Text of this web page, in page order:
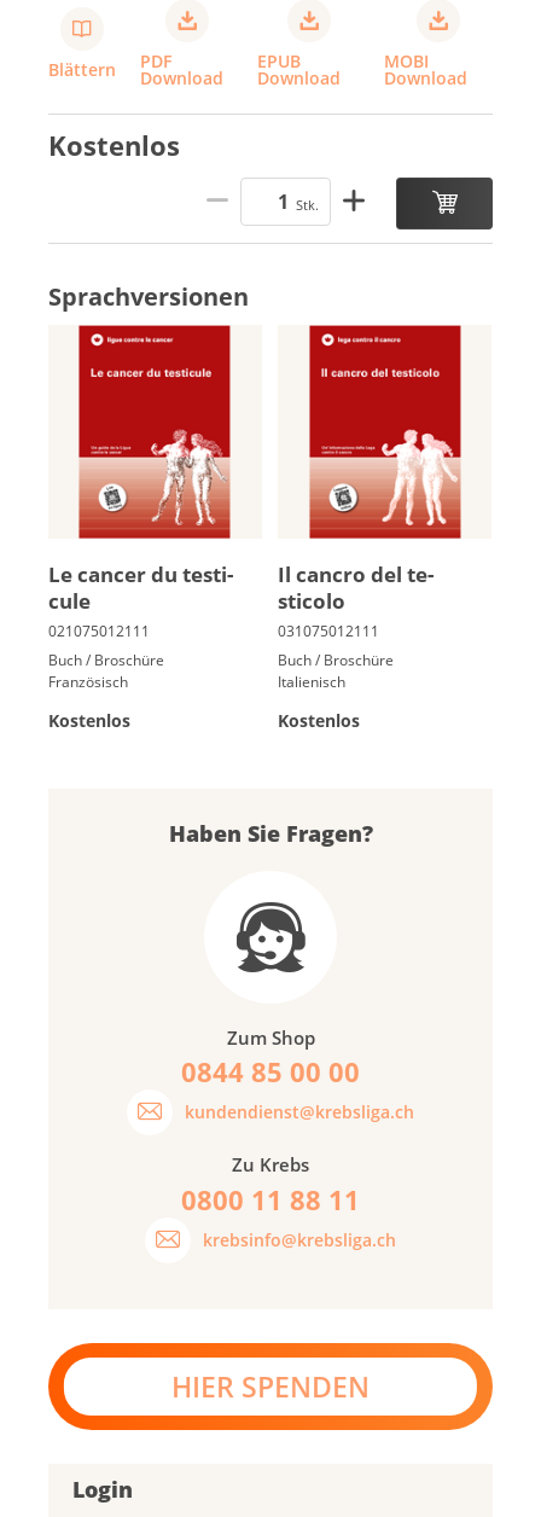
Blättern PDF
Download
EPUB
Download
MOBI
Download
Kostenlos
Stk.
Sprachversionen
Le can­cer du tes­ti­
cule
Buch / Broschüre
Französisch
Kostenlos
Il cancro del te­
sticolo
Buch / Broschüre
Italienisch
Kostenlos
Haben Sie Fragen?
Zum Shop
0844 85 00 00
kundendienst@krebsliga.ch
Zu Krebs
0800 11 88 11
krebsinfo@krebsliga.ch
HIER SPENDEN
Login